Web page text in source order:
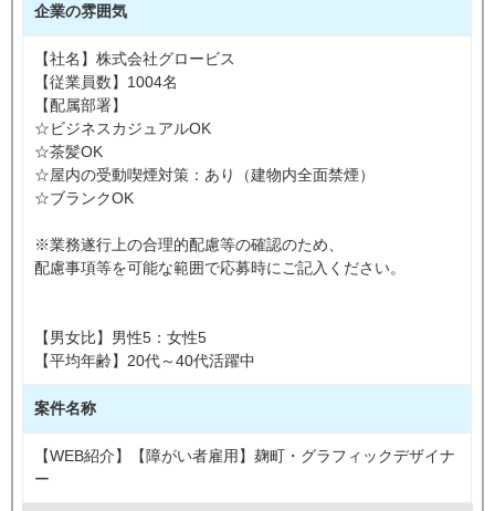
企業の雰囲気
【社名】株式会社グロービス
【従業員数】1004名
【配属部署】
☆ビジネスカジュアルOK
☆茶髪OK
☆屋内の受動喫煙対策：あり（建物内全面禁煙）
☆ブランクOK
※業務遂行上の合理的配慮等の確認のため、
配慮事項等を可能な範囲で応募時にご記入ください。
【男女比】男性5：女性5
【平均年齢】20代～40代活躍中
案件名称
【WEB紹介】【障がい者雇用】麹町・グラフィックデザイナ
ー